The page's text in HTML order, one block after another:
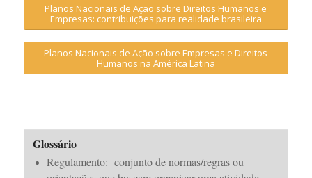
Planos Nacionais de Ação sobre Direitos Humanos e
Empresas: contribuições para realidade brasileira
Planos Nacionais de Ação sobre Empresas e Direitos
Humanos na América Latina
Glossário
Regulamento: conjunto de normas/regras ou